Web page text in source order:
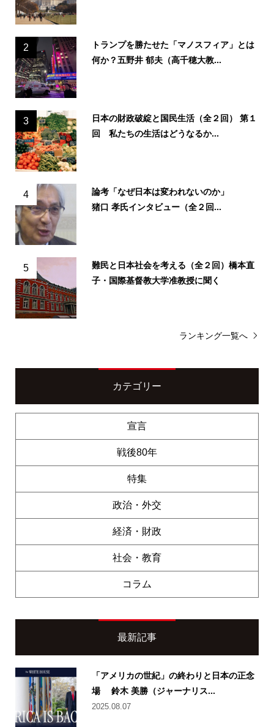
2
トランプを勝たせた「マノスフィア」とは
何か？五野井 郁夫（高千穂大教...
3
日本の財政破綻と国民生活（全２回） 第１
回 私たちの生活はどうなるか...
4
論考「なぜ日本は変われないのか」
猪口 孝氏インタビュー（全２回...
5
難民と日本社会を考える（全２回）橋本直
子・国際基督教大学准教授に聞く
ランキング一覧へ
カテゴリー
宣言
戦後80年
特集
政治・外交
経済・財政
社会・教育
コラム
最新記事
「アメリカの世紀」の終わりと日本の正念
場 鈴木 美勝（ジャーナリス...
2025.08.07